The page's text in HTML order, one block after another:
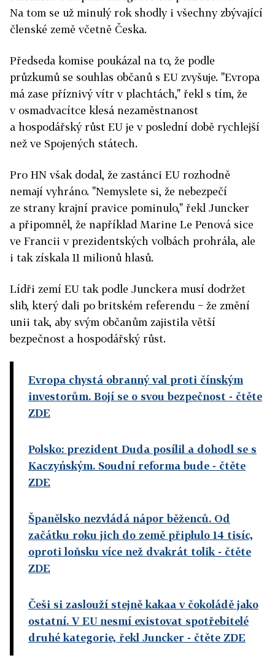
Na tom se už minulý rok shodly i všechny zbývající
členské země včetně Česka.
Předseda komise poukázal na to, že podle
průzkumů se souhlas občanů s EU zvyšuje. "Evropa
má zase příznivý vítr v plachtách," řekl s tím, že
v osmadvacítce klesá nezaměstnanost
a hospodářský růst EU je v poslední době rychlejší
než ve Spojených státech.
Pro HN však dodal, že zastánci EU rozhodně
nemají vyhráno. "Nemyslete si, že nebezpečí
ze strany krajní pravice pominulo," řekl Juncker
a připomněl, že například Marine Le Penová sice
ve Francii v prezidentských volbách prohrála, ale
i tak získala 11 milionů hlasů.
Lídři zemí EU tak podle Junckera musí dodržet
slib, který dali po britském referendu − že změní
unii tak, aby svým občanům zajistila větší
bezpečnost a hospodářský růst.
Evropa chystá obranný val proti čínským
investorům. Bojí se o svou bezpečnost - čtěte
ZDE
Polsko: prezident Duda posílil a dohodl se s
Kaczyńským. Soudní reforma bude - čtěte
ZDE
Španělsko nezvládá nápor běženců. Od
začátku roku jich do země připlulo 14 tisíc,
oproti loňsku více než dvakrát tolik - čtěte
ZDE
Češi si zaslouží stejně kakaa v čokoládě jako
ostatní. V EU nesmí existovat spotřebitelé
druhé kategorie, řekl Juncker - čtěte ZDE